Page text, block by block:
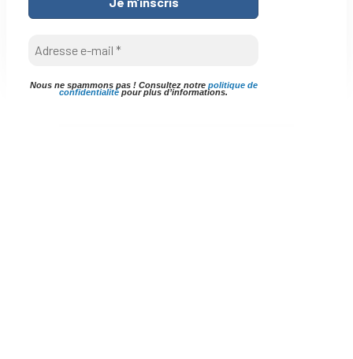
Nous ne spammons pas ! Consultez notre politique de
confidentialité pour plus d’informations.